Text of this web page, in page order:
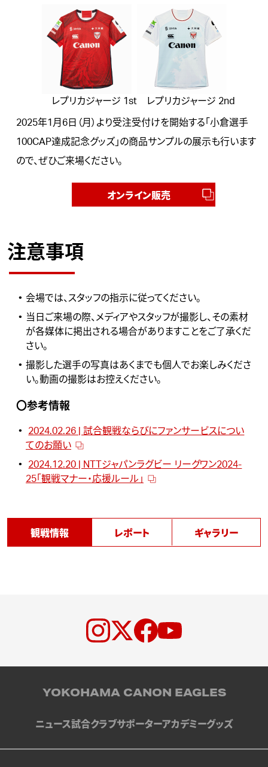
レプリカジャージ 1st レプリカジャージ 2nd
2025年1月6日（月）より受注受付けを開始する「小倉選手
100CAP達成記念グッズ」の商品サンプルの展示も行います
ので、ぜひご来場ください。
オンライン販売
注意事項
会場では、スタッフの指示に従ってください。
当日ご来場の際、メディアやスタッフが撮影し、その素材
が各媒体に掲出される場合がありますことをご了承くだ
さい。
撮影した選手の写真はあくまでも個人でお楽しみくださ
い。動画の撮影はお控えください。
〇参考情報
2024.02.26 | 試合観戦ならびにファンサービスについ
てのお願い
2024.12.20 | NTTジャパンラグビー リーグワン2024-
25「観戦マナー・応援ルール」
観戦情報 レポート ギャラリー
YOKOHAMA CANON EAGLES
ニュース試合クラブサポーターアカデミーグッズ